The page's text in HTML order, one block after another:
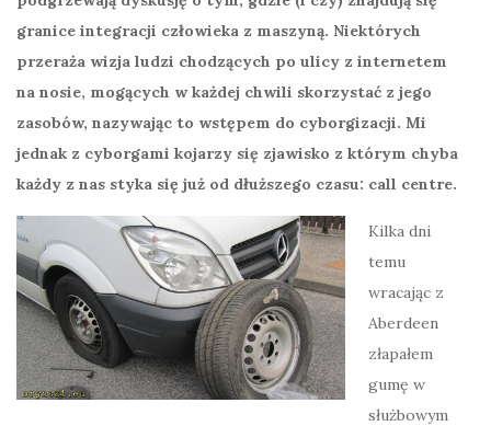
granice integracji człowieka z maszyną. Niektórych
przeraża wizja ludzi chodzących po ulicy z internetem
na nosie, mogących w każdej chwili skorzystać z jego
zasobów, nazywając to wstępem do cyborgizacji. Mi
jednak z cyborgami kojarzy się zjawisko z którym chyba
każdy z nas styka się już od dłuższego czasu: call centre.
Kilka dni
temu
wracając z
Aberdeen
złapałem
gumę w
służbowym